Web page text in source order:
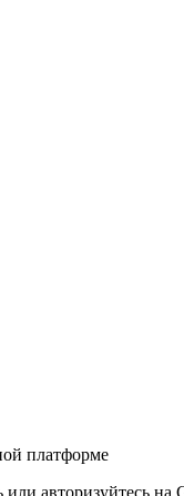
платформе
или авторизуйтесь на